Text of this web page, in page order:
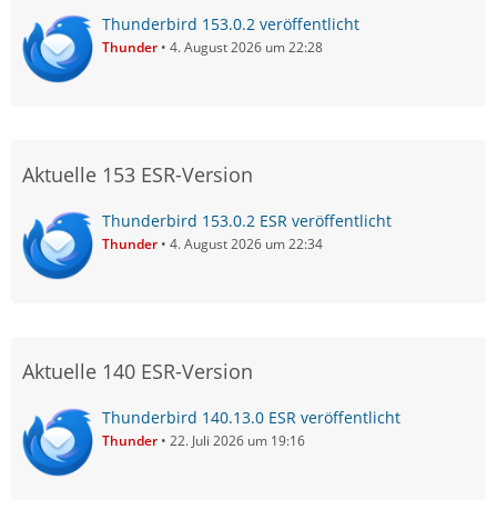
Thunderbird 153.0.2 veröffentlicht
Thunder 4. August 2026 um 22:28
Aktuelle 153 ESR-Version
Thunderbird 153.0.2 ESR veröffentlicht
Thunder 4. August 2026 um 22:34
Aktuelle 140 ESR-Version
Thunderbird 140.13.0 ESR veröffentlicht
Thunder 22. Juli 2026 um 19:16